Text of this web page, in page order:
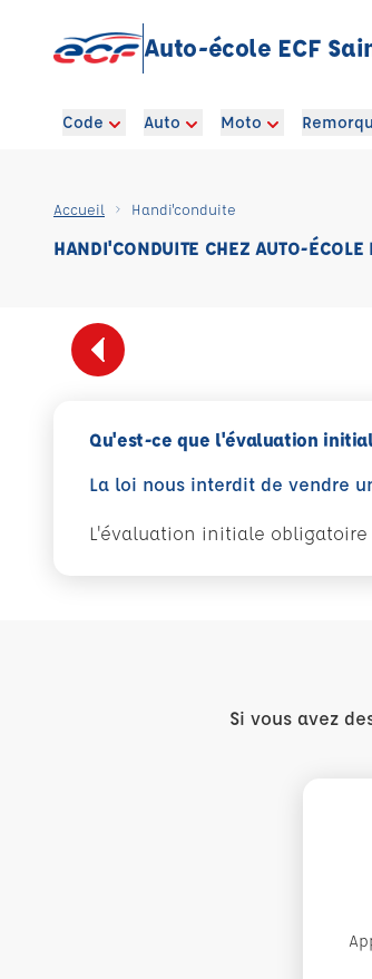
Auto-école ECF
Code Auto Moto
Accueil Handi'conduite
HANDI'CONDUITE CHEZ AUTO-
Qu'est-ce que l'évaluation
La loi nous interdit de vendre
L'évaluation initiale
Si vous avez